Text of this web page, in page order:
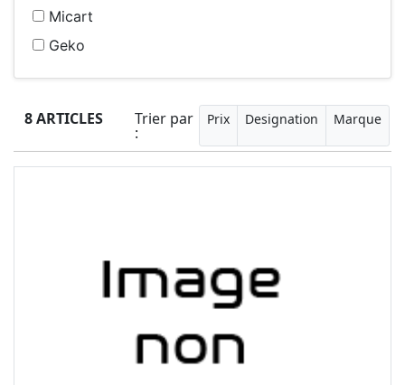
Micart
Geko
8 ARTICLES Trier par
:
Prix Designation Marque